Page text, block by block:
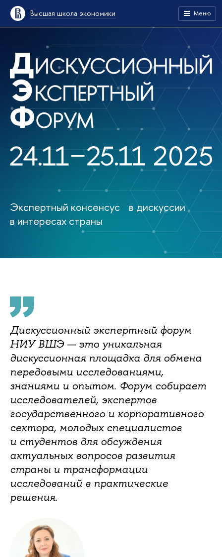
Высшая школа экономики Меню
Экспертный консенсус в дискуссии
в интересах страны
Дискуссионный экспертный форум
НИУ ВШЭ — это уникальная
дискуссионная площадка для обмена
передовыми исследованиями,
знаниями и опытом. Форум собирает
исследователей, экспертов
государственного и корпоративного
сектора, молодых специалистов
и студентов для обсуждения
актуальных вопросов развития
страны и трансформации
исследований в практические
решения.